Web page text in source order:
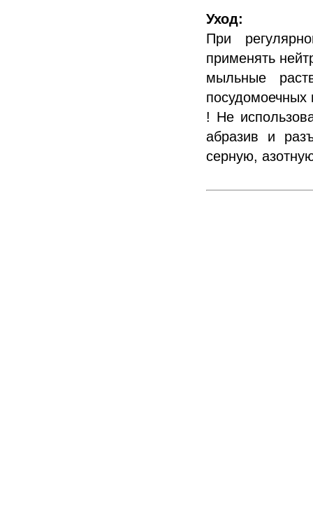
Уход:
При
применять
мыльные
! Не
абразив и
серную,